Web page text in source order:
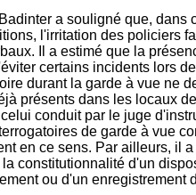
a souligné que,
l'irritation des policiers
Il a estimé que la
certains incidents lors
durant la garde à vue ne
présents dans les locaux
conduit par le juge
de garde à vue
en ce sens. Par ailleurs, il
constitutionnalité d'un
ou d'un enregistrement